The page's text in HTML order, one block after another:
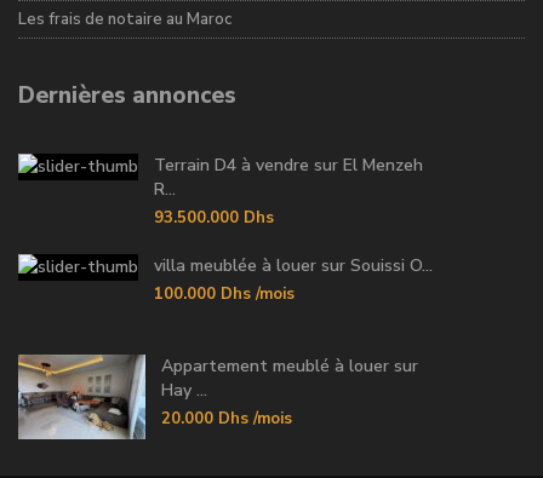
Les frais de notaire au Maroc
Dernières annonces
Terrain D4 à vendre sur El Menzeh
R...
93.500.000 Dhs
villa meublée à louer sur Souissi O...
100.000 Dhs /mois
Appartement meublé à louer sur
Hay ...
20.000 Dhs /mois